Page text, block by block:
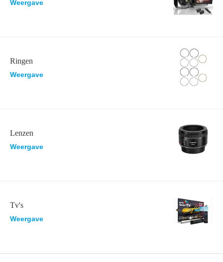
Weergave
Ringen
Weergave
Lenzen
Weergave
Tv's
Weergave